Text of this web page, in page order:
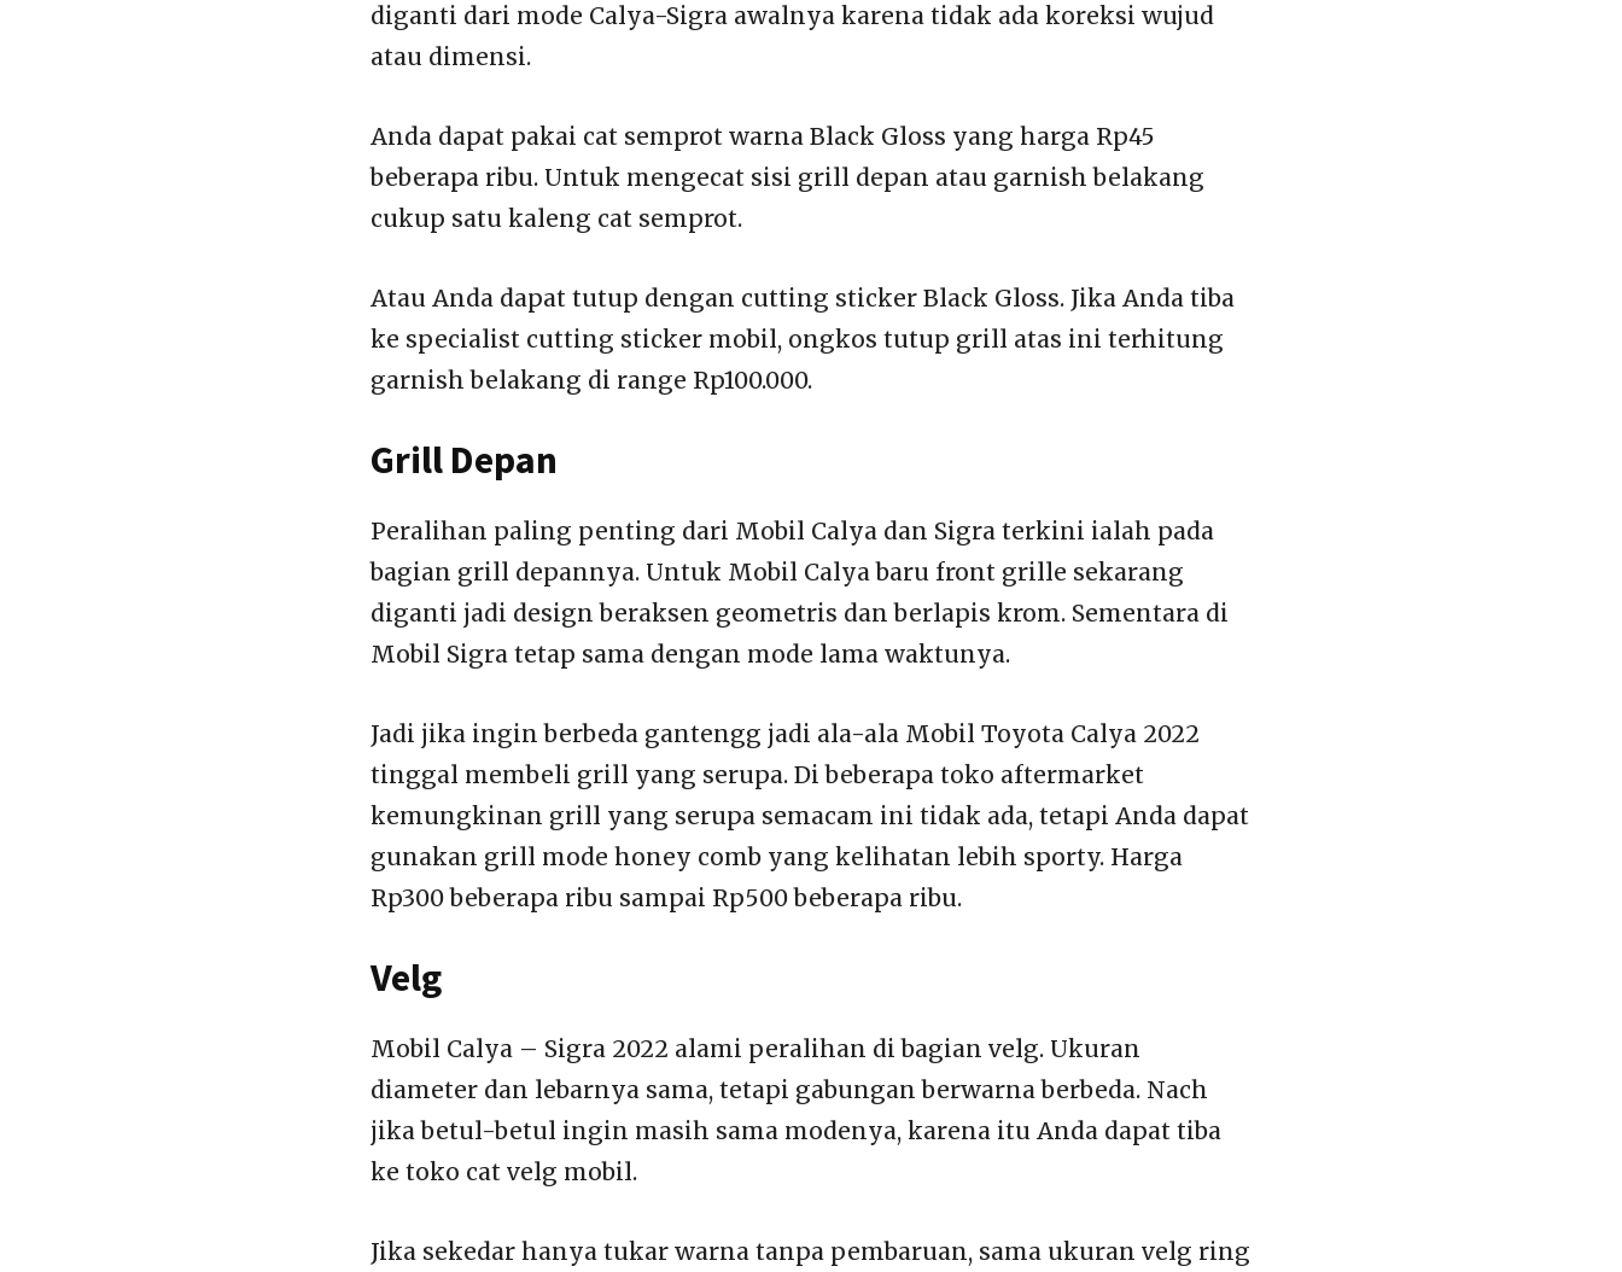
diganti dari mode Calya-Sigra awalnya karena tidak ada koreksi wujud
atau dimensi.
Anda dapat pakai cat semprot warna Black Gloss yang harga Rp45
beberapa ribu. Untuk mengecat sisi grill depan atau garnish belakang
cukup satu kaleng cat semprot.
Atau Anda dapat tutup dengan cutting sticker Black Gloss. Jika Anda tiba
ke specialist cutting sticker mobil, ongkos tutup grill atas ini terhitung
garnish belakang di range Rp100.000.
Grill Depan
Peralihan paling penting dari Mobil Calya dan Sigra terkini ialah pada
bagian grill depannya. Untuk Mobil Calya baru front grille sekarang
diganti jadi design beraksen geometris dan berlapis krom. Sementara di
Mobil Sigra tetap sama dengan mode lama waktunya.
Jadi jika ingin berbeda gantengg jadi ala-ala Mobil Toyota Calya 2022
tinggal membeli grill yang serupa. Di beberapa toko aftermarket
kemungkinan grill yang serupa semacam ini tidak ada, tetapi Anda dapat
gunakan grill mode honey comb yang kelihatan lebih sporty. Harga
Rp300 beberapa ribu sampai Rp500 beberapa ribu.
Velg
Mobil Calya – Sigra 2022 alami peralihan di bagian velg. Ukuran
diameter dan lebarnya sama, tetapi gabungan berwarna berbeda. Nach
jika betul-betul ingin masih sama modenya, karena itu Anda dapat tiba
ke toko cat velg mobil.
Jika sekedar hanya tukar warna tanpa pembaruan, sama ukuran velg ring